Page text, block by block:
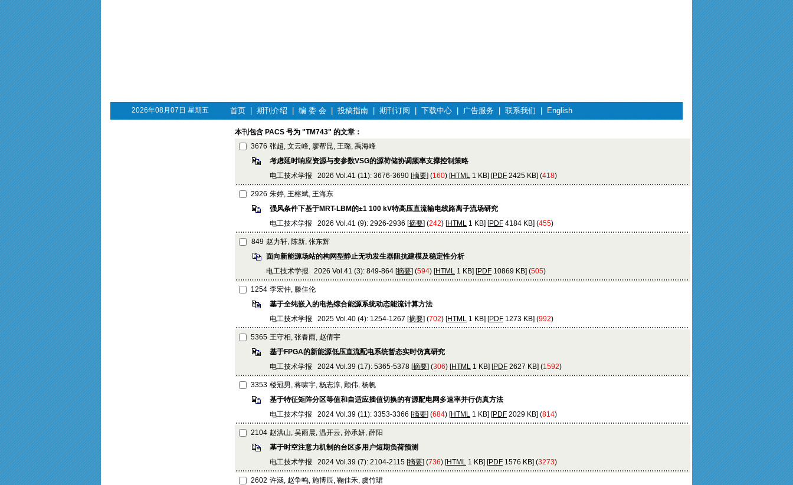
2026年08月07日 星期五 首页 期刊介绍 编 委 会 投稿指南 期刊订阅 下载中心 广告服务 联系我们 English
本刊包含 PACS 号为 "TM743" 的文章：
3676 张超, 文云峰, 廖帮昆, 王璐, 禹海峰
考虑延时响应资源与变参数VSG的源荷储协调频率支撑控制策略
电工技术学报 2026 Vol.41 (11): 3676-3690 [摘要] (160) [HTML 1 KB] [PDF 2425 KB] (418)
2926 朱婷, 王榕斌, 王海东
强风条件下基于MRT-LBM的±1 100 kV特高压直流输电线路离子流场研究
电工技术学报 2026 Vol.41 (9): 2926-2936 [摘要] (242) [HTML 1 KB] [PDF 4184 KB] (455)
849 赵力轩, 陈新, 张东辉
面向新能源场站的构网型静止无功发生器阻抗建模及稳定性分析
电工技术学报 2026 Vol.41 (3): 849-864 [摘要] (594) [HTML 1 KB] [PDF 10869 KB] (505)
1254 李宏仲, 滕佳伦
基于全纯嵌入的电热综合能源系统动态能流计算方法
电工技术学报 2025 Vol.40 (4): 1254-1267 [摘要] (702) [HTML 1 KB] [PDF 1273 KB] (992)
5365 王守相, 张春雨, 赵倩宇
基于FPGA的新能源低压直流配电系统暂态实时仿真研究
电工技术学报 2024 Vol.39 (17): 5365-5378 [摘要] (306) [HTML 1 KB] [PDF 2627 KB] (1592)
3353 楼冠男, 蒋啸宇, 杨志淳, 顾伟, 杨帆
基于特征矩阵分区等值和自适应插值切换的有源配电网多速率并行仿真方法
电工技术学报 2024 Vol.39 (11): 3353-3366 [摘要] (684) [HTML 1 KB] [PDF 2029 KB] (814)
2104 赵洪山, 吴雨晨, 温开云, 孙承妍, 薛阳
基于时空注意力机制的台区多用户短期负荷预测
电工技术学报 2024 Vol.39 (7): 2104-2115 [摘要] (736) [HTML 1 KB] [PDF 1576 KB] (3273)
2602 许涵, 赵争鸣, 施博辰, 鞠佳禾, 虞竹珺